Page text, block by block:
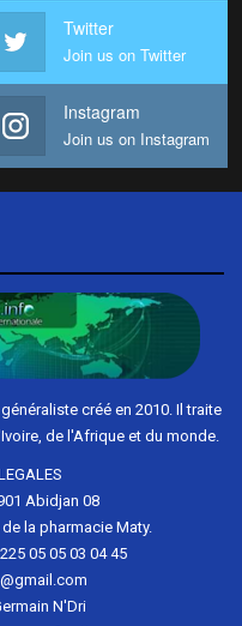
Twitter
Join us on Twitter
Instagram
Join us on Instagram
créé en 2010. Il traite
de l'Afrique et du monde.
Abidjan 08
la pharmacie Maty.
05 05 03 04 45
N'Dri